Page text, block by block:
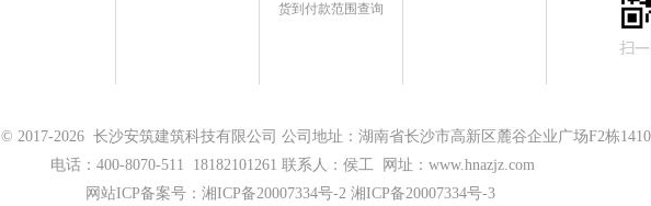
货到付款范围查询
© 2017-2026 长沙安筑建筑科技有限公司 公司地址：湖南省长沙市高新区麓谷企业广场F2栋1410
电话：400-8070-511 18182101261 联系人：侯工 网址：www.hnazjz.com
网站ICP备案号： 湘ICP备20007334号-2 湘ICP备20007334号-3